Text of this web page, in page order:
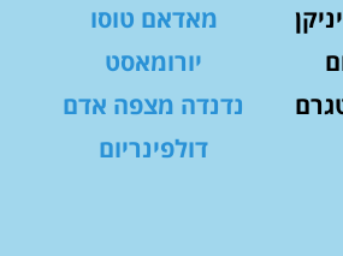
מאדאם טוסו
יורומאסט
נדנדה מצפה אדם
דולפינריום